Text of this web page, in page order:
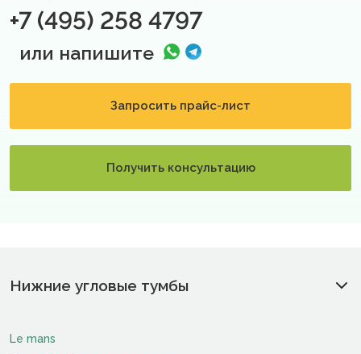
+7 (495) 258 4797
или напишите
Запросить прайс-лист
Получить консультацию
Нижние угловые тумбы
Le mans